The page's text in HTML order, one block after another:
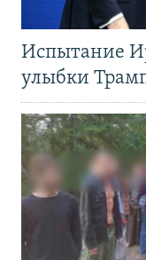
Испытание
улыбки